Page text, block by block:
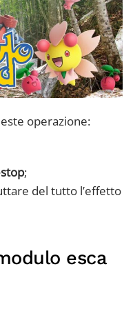
operazione:
;
del tutto l’effetto
esca